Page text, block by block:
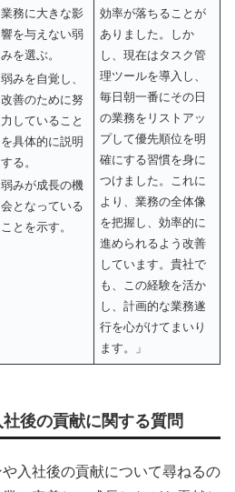
業務に大きな影
響を与えない弱
みを選ぶ。
弱みを自覚し、
改善のために努
力していること
を具体的に説明
する。
弱みが成長の機
会となっている
ことを示す。
効率が落ちることが
ありました。しか
し、現在はタスク管
理ツールを導入し、
毎日朝一番にその日
の業務をリストアッ
プして優先順位を明
確にする習慣を身に
つけました。これに
より、業務の全体像
を把握し、効率的に
進められるよう改善
しています。貴社で
も、この経験を活か
し、計画的な業務遂
行を心がけてまいり
ます。」
後の貢献に関する質問
入社後の貢献について尋ねるの